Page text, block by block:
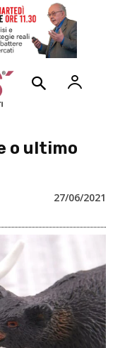
o ultimo
27/06/2021